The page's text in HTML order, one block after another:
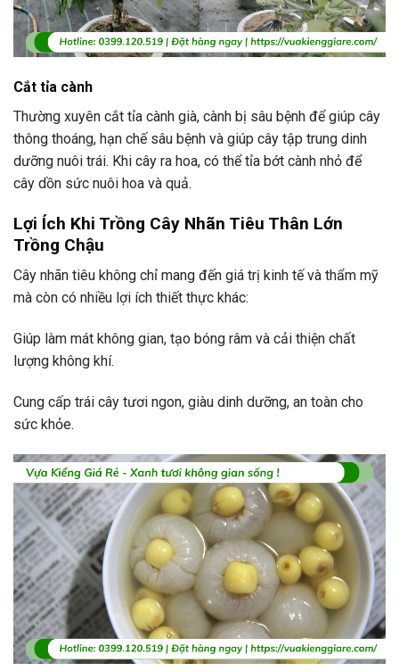
Cắt tỉa cành
Thường xuyên cắt tỉa cành già, cành bị sâu bệnh để giúp cây
thông thoáng, hạn chế sâu bệnh và giúp cây tập trung dinh
dưỡng nuôi trái. Khi cây ra hoa, có thể tỉa bớt cành nhỏ để
cây dồn sức nuôi hoa và quả.
Lợi Ích Khi Trồng Cây Nhãn Tiêu Thân Lớn
Trồng Chậu
Cây nhãn tiêu không chỉ mang đến giá trị kinh tế và thẩm mỹ
mà còn có nhiều lợi ích thiết thực khác:
Giúp làm mát không gian, tạo bóng râm và cải thiện chất
lượng không khí.
Cung cấp trái cây tươi ngon, giàu dinh dưỡng, an toàn cho
sức khỏe.